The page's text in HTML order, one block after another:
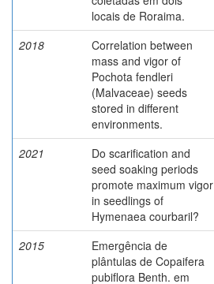
locais de Roraima.
2018
Correlation between
mass and vigor of
Pochota fendleri
(Malvaceae) seeds
stored in different
environments.
2021
Do scarification and
seed soaking periods
promote maximum vigor
in seedlings of
Hymenaea courbaril?
2015
Emergência de
plântulas de Copaifera
pubiflora Benth. em